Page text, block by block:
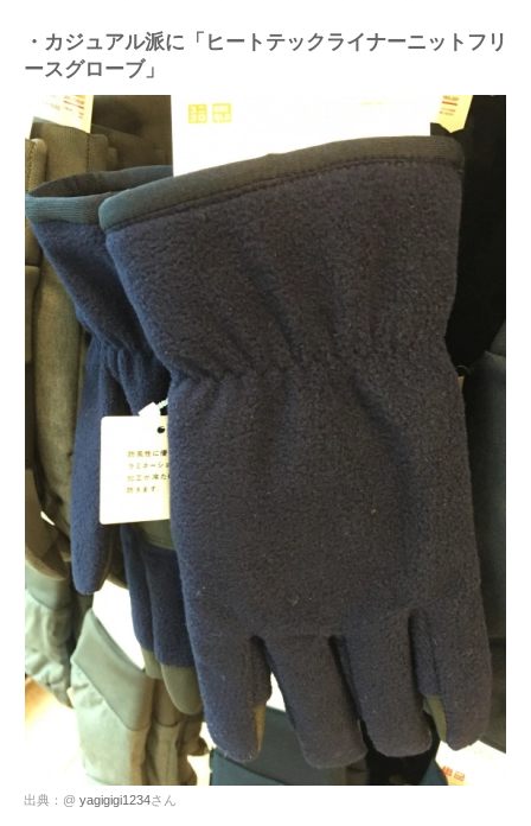
・カジュアル派に「ヒートテックライナーニットフリ
ースグローブ」
出典：@ yagigigi1234さん